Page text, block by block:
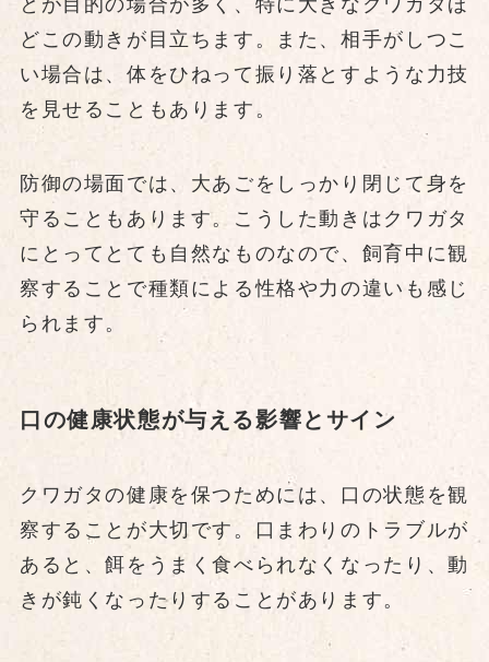
どこの動きが目立ちます。また、相手がしつこ
い場合は、体をひねって振り落とすような力技
を見せることもあります。
防御の場面では、大あごをしっかり閉じて身を
守ることもあります。こうした動きはクワガタ
にとってとても自然なものなので、飼育中に観
察することで種類による性格や力の違いも感じ
られます。
口の健康状態が与える影響とサイン
クワガタの健康を保つためには、口の状態を観
察することが大切です。口まわりのトラブルが
あると、餌をうまく食べられなくなったり、動
きが鈍くなったりすることがあります。